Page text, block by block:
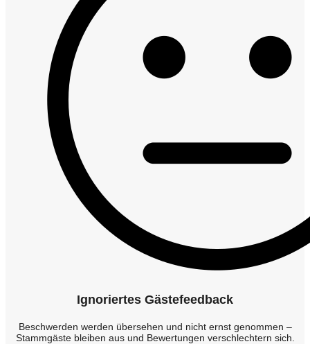
Ignoriertes Gästefeedback
Beschwerden werden übersehen und nicht ernst genommen –
Stammgäste bleiben aus und Bewertungen verschlechtern sich.